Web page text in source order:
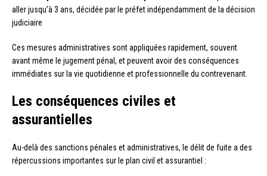
aller jusqu’à 3 ans, décidée par le préfet indépendamment de la décision
judiciaire
Ces mesures administratives sont appliquées rapidement, souvent
avant même le jugement pénal, et peuvent avoir des conséquences
immédiates sur la vie quotidienne et professionnelle du contrevenant.
Les conséquences civiles et
assurantielles
Au-delà des sanctions pénales et administratives, le délit de fuite a des
répercussions importantes sur le plan civil et assurantiel :